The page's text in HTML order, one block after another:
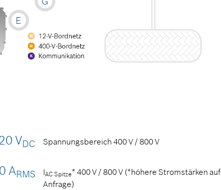
E
VDC Spannungsbereich 400 V / 800 V
ARMS IAC Spitze* 400 V / 800 V (*höhere Stromstärken auf
Anfrage)